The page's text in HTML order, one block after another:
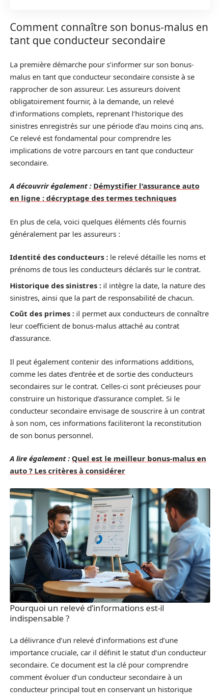
Comment connaître son bonus-malus en
tant que conducteur secondaire
La première démarche pour s’informer sur son bonus-
malus en tant que conducteur secondaire consiste à se
rapprocher de son assureur. Les assureurs doivent
obligatoirement fournir, à la demande, un relevé
d’informations complets, reprenant l’historique des
sinistres enregistrés sur une période d’au moins cinq ans.
Ce relevé est fondamental pour comprendre les
implications de votre parcours en tant que conducteur
secondaire.
A découvrir également : Démystifier l'assurance auto
en ligne : décryptage des termes techniques
En plus de cela, voici quelques éléments clés fournis
généralement par les assureurs :
Identité des conducteurs : le relevé détaille les noms et
prénoms de tous les conducteurs déclarés sur le contrat.
Historique des sinistres : il intègre la date, la nature des
sinistres, ainsi que la part de responsabilité de chacun.
Coût des primes : il permet aux conducteurs de connaître
leur coefficient de bonus-malus attaché au contrat
d’assurance.
Il peut également contenir des informations additions,
comme les dates d’entrée et de sortie des conducteurs
secondaires sur le contrat. Celles-ci sont précieuses pour
construire un historique d’assurance complet. Si le
conducteur secondaire envisage de souscrire à un contrat
à son nom, ces informations faciliteront la reconstitution
de son bonus personnel.
A lire également : Quel est le meilleur bonus-malus en
auto ? Les critères à considérer
Pourquoi un relevé d’informations est-il
indispensable ?
La délivrance d’un relevé d’informations est d’une
importance cruciale, car il définit le statut d’un conducteur
secondaire. Ce document est la clé pour comprendre
comment évoluer d’un conducteur secondaire à un
conducteur principal tout en conservant un historique